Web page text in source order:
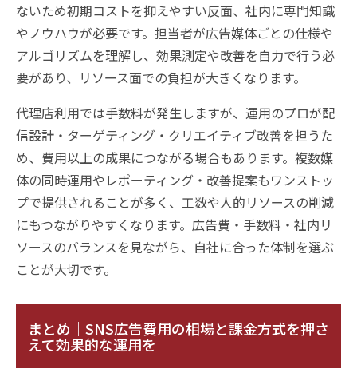
ないため初期コストを抑えやすい反面、社内に専門知識
やノウハウが必要です。担当者が広告媒体ごとの仕様や
アルゴリズムを理解し、効果測定や改善を自力で行う必
要があり、リソース面での負担が大きくなります。
代理店利用では手数料が発生しますが、運用のプロが配
信設計・ターゲティング・クリエイティブ改善を担うた
め、費用以上の成果につながる場合もあります。複数媒
体の同時運用やレポーティング・改善提案もワンストッ
プで提供されることが多く、工数や人的リソースの削減
にもつながりやすくなります。広告費・手数料・社内リ
ソースのバランスを見ながら、自社に合った体制を選ぶ
ことが大切です。
まとめ｜SNS広告費用の相場と課金方式を押さ
えて効果的な運用を